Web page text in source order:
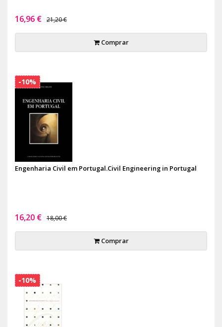
16,96 € 21,20 €
Comprar
Engenharia Civil em Portugal.Civil Engineering in Portugal
16,20 € 18,00 €
Comprar
-10%
-10%